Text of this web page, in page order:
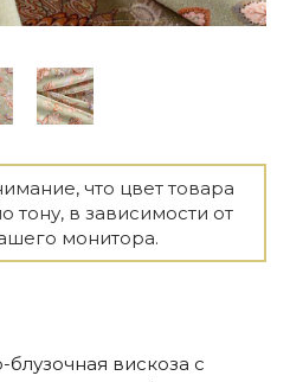
что цвет товара
тону, в зависимости от
монитора.
блузочная вискоза с